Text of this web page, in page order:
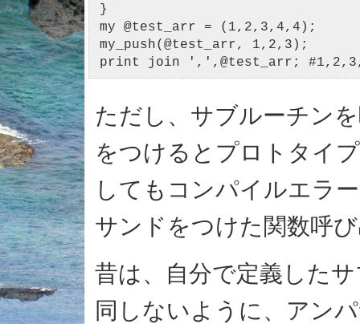
}
my @test_arr = (1,2,3,4,4);
my_push(@test_arr, 1,2,3);
print join ',',@test_arr;
ただし、サブルーチン
をつけるとプロトタイ
してもコンパイルエラ
サンドをつけた関数呼
昔は、自分で定義した
同しないように、アン